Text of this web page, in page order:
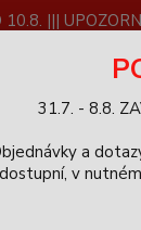
10.8. |||
31.7. - 8.8.
a
v